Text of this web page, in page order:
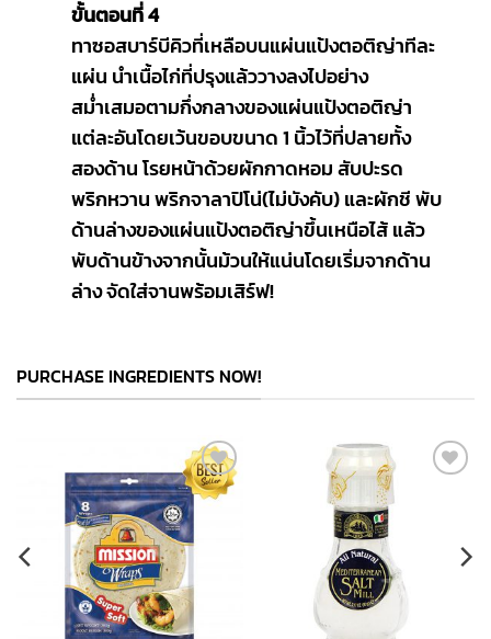
ขั้นตอนที่ 4
ทาซอสบาร์บีคิวที่เหลือบนแผ่นแป้งตอติญ่าทีละ
แผ่น นำเนื้อไก่ที่ปรุงแล้ววางลงไปอย่าง
สม่ำเสมอตามกึ่งกลางของแผ่นแป้งตอติญ่า
แต่ละอันโดยเว้นขอบขนาด 1 นิ้วไว้ที่ปลายทั้ง
สองด้าน โรยหน้าด้วยผักกาดหอม สับปะรด
พริกหวาน พริกจาลาปิโน่(ไม่บังคับ) และผักชี พับ
ด้านล่างของแผ่นแป้งตอติญ่าขึ้นเหนือไส้ แล้ว
พับด้านข้างจากนั้นม้วนให้แน่นโดยเริ่มจากด้าน
ล่าง จัดใส่จานพร้อมเสิร์ฟ!
PURCHASE INGREDIENTS NOW!
Add to
wishlist